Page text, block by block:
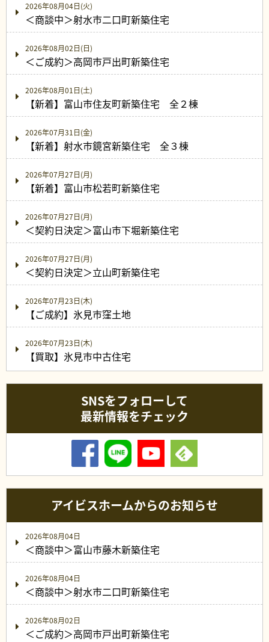
2026年08月04日(火)
＜商談中＞射水市二口町新築住宅
2026年08月02日(日)
＜ご成約＞高岡市戸出町新築住宅
2026年08月01日(土)
【新着】富山市住友町新築住宅 全２棟
2026年07月31日(金)
【新着】射水市鏡宮新築住宅 全３棟
2026年07月27日(月)
【新着】富山市松若町新築住宅
2026年07月27日(月)
＜契約日決定＞富山市下堀新築住宅
2026年07月27日(月)
＜契約日決定＞立山町新築住宅
2026年07月23日(木)
【ご成約】氷見市窪土地
2026年07月23日(木)
【買取】氷見市中古住宅
SNSをフォローして
最新情報をチェック
アイビスホームからのお知らせ
2026年08月04日
＜商談中＞富山市藤木新築住宅
2026年08月04日
＜商談中＞射水市二口町新築住宅
2026年08月02日
＜ご成約＞高岡市戸出町新築住宅